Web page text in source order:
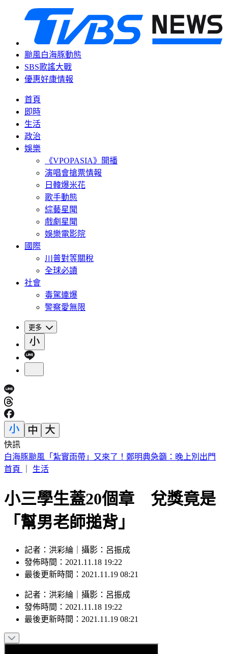
颱風白海豚動態
SBS歌謠大戰
優惠好康情報
首頁
即時
生活
政治
娛樂
《VPOPASIA》開播
演唱會搶票情報
日韓爆米花
歌手動態
綜藝星聞
戲劇星聞
娛樂電影院
國際
川普對等關稅
全球必讀
社會
毒駕連爆
警察愛無限
更多
快訊
別只看台積電！ 外媒點名「2檔AI設備股」快上車
首頁
生活
小三學生蓋20個章 兌獎竟是
「幫男老師搥背」
記者：洪彩綸｜攝影：呂振成
發佈時間：2021.11.18 19:22
最後更新時間：2021.11.19 08:21
記者 ： 洪彩綸 攝影 ： 呂振成
發佈時間： 2021.11.18 19:22
最後更新時間： 2021.11.19 08:21